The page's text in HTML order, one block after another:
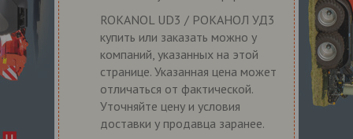
ROKANOL UD3 / РОКАНОЛ УД3
купить или заказать можно у
компаний, указанных на этой
странице. Указанная цена может
отличаться от фактической.
Уточняйте цену и условия
доставки у продавца заранее.